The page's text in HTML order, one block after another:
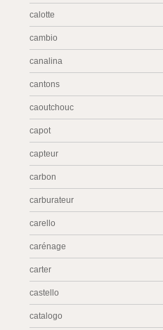
calotte
cambio
canalina
cantons
caoutchouc
capot
capteur
carbon
carburateur
carello
carénage
carter
castello
catalogo